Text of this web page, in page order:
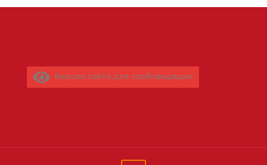
Версия сайта для слабовидящих